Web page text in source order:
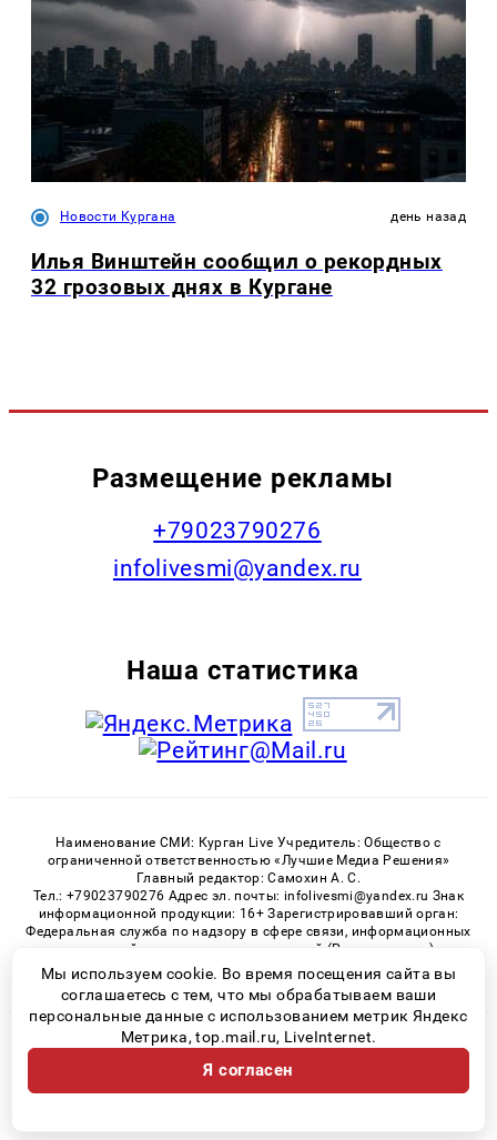
Новости Кургана день назад
Илья Винштейн сообщил о рекордных
32 грозовых днях в Кургане
Размещение рекламы
+79023790276
infolivesmi@yandex.ru
Наша статистика
Наименование СМИ: Курган Live Учредитель: Общество с
ограниченной ответственностью «Лучшие Медиа Решения»
Главный редактор: Самохин А. С.
Тел.: +79023790276 Адрес эл. почты: infolivesmi@yandex.ru Знак
информационной продукции: 16+ Зарегистрировавший орган:
Федеральная служба по надзору в сфере связи, информационных
технологий и массовых коммуникаций (Роскомнадзор)
Регистрационный номер СМИ ЭЛ № ФС 77 - 82535 от 21.01.2022
© 2026 «Kurgan-Live» | Все права защищены
Возрастная категория сайта 16+
Политика конфиденциальности
Мы используем cookie. Во время посещения сайта вы
соглашаетесь с тем, что мы обрабатываем ваши
персональные данные с использованием метрик Яндекс
Метрика, top.mail.ru, LiveInternet.
Я согласен